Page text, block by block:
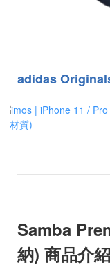
adidas
Samba
納) 商品介